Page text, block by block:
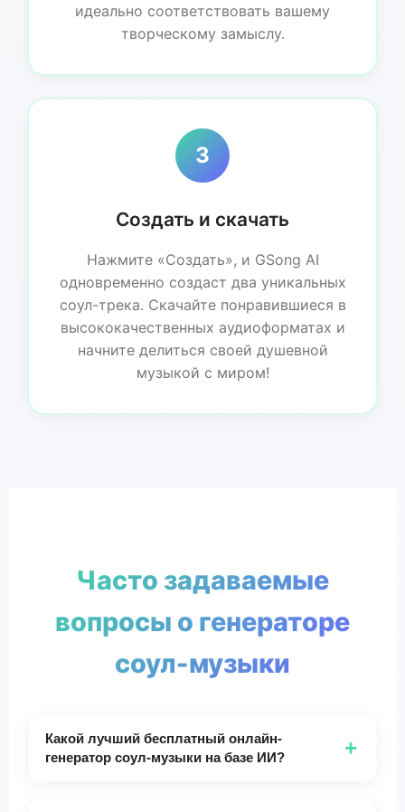
идеально соответствовать вашему
творческому замыслу.
3
Создать и скачать
Нажмите «Создать», и GSong AI
одновременно создаст два уникальных
соул-трека. Скачайте понравившиеся в
высококачественных аудиоформатах и
начните делиться своей душевной
музыкой с миром!
Часто задаваемые
вопросы о генераторе
соул-музыки
Какой лучший бесплатный онлайн-
генератор соул-музыки на базе ИИ?
+